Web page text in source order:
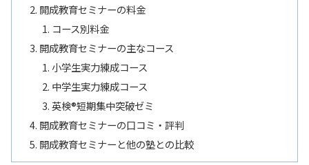
開成教育セミナーの料金
コース別料金
開成教育セミナーの主なコース
小学生実力練成コース
中学生実力練成コース
英検®短期集中突破ゼミ
開成教育セミナーの口コミ・評判
開成教育セミナーと他の塾との比較